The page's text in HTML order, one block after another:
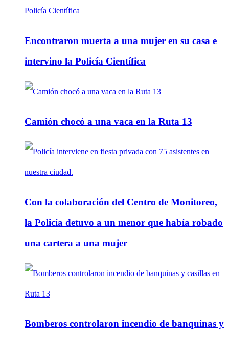
Encontraron muerta a una mujer en su casa e
intervino la Policía Científica
Camión chocó a una vaca en la Ruta 13
Con la colaboración del Centro de Monitoreo,
la Policía detuvo a un menor que había robado
una cartera a una mujer
Bomberos controlaron incendio de banquinas y